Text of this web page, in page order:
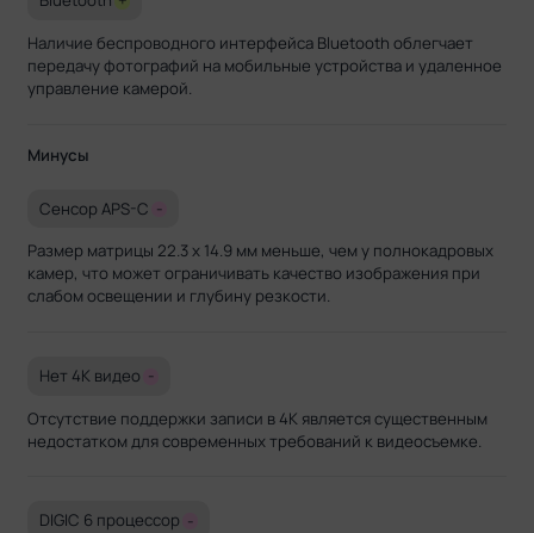
Наличие беспроводного интерфейса Bluetooth облегчает
передачу фотографий на мобильные устройства и удаленное
управление камерой.
Минусы
Сенсор APS-C -
Размер матрицы 22.3 x 14.9 мм меньше, чем у полнокадровых
камер, что может ограничивать качество изображения при
слабом освещении и глубину резкости.
Нет 4K видео -
Отсутствие поддержки записи в 4K является существенным
недостатком для современных требований к видеосъемке.
DIGIC 6 процессор -